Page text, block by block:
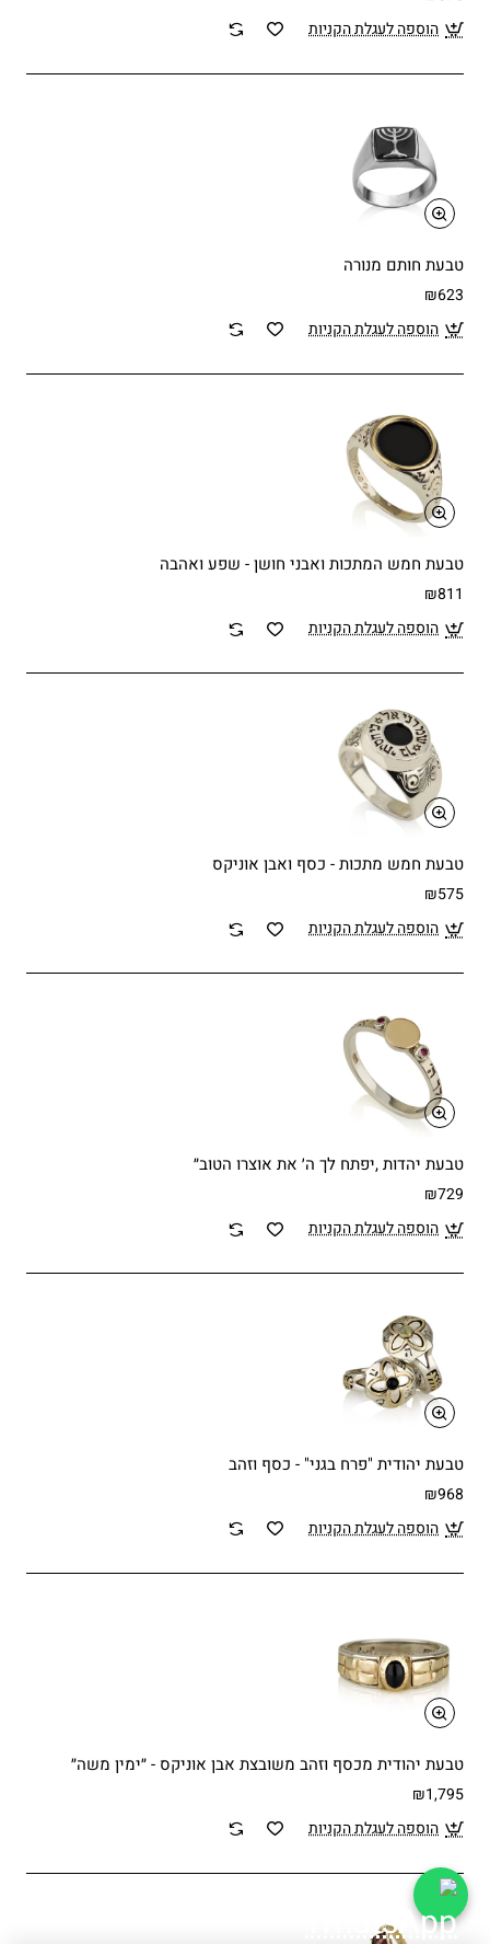
הוספה לעגלת הקניות
טבעת חותם מנורה
₪623
הוספה לעגלת הקניות
טבעת חמש המתכות ואבני חושן - שפע ואהבה
₪811
הוספה לעגלת הקניות
טבעת חמש מתכות - כסף ואבן אוניקס
₪575
הוספה לעגלת הקניות
טבעת יהדות ,יפתח לך ה׳ את אוצרו הטוב״
₪729
הוספה לעגלת הקניות
טבעת יהודית "פרח בגני" - כסף וזהב
₪968
הוספה לעגלת הקניות
טבעת יהודית מכסף וזהב משובצת אבן אוניקס - ״ימין משה״
₪1,795
הוספה לעגלת הקניות